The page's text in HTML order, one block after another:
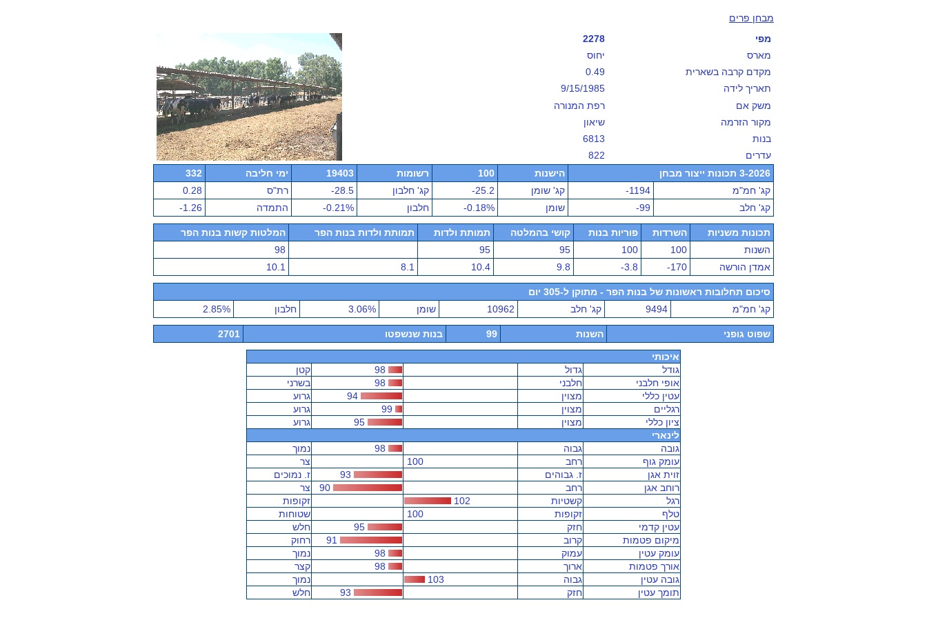
מבחן פרים
מפי
2278
מארס
יחוס
מקדם קרבה בשארית
0.49
תאריך לידה
9/15/1985
משק אם
רפת המנורה
מקור הזרמה
שיאון
בנות
6813
עדרים
822
3-2026 תכונות ייצור מבחן
הישנות 100 רשומות 19403 ימי חליבה
332
קג' חמ"מ
-1194 קג' שומן -25.2 קג' חלבון -28.5 רת"ס
0.28
קג' חלב
-99 שומן -0.18% חלבון -0.21% התמדה -1.26
תכונות משניות השרדות פוריות בנות קושי בהמלטה תמותת ולדות תמותת ולדות בנות הפר
המלטות קשות בנות הפר
השנות
100
100
95
95
98
אמדן הורשה
-170
-3.8
9.8
10.4
8.1
10.1
סיכום תחלובות ראשונות של בנות הפר - מתוקן ל-305 יום
קג' חמ"מ
9494 קג' חלב 10962 שומן 3.06% חלבון 2.85%
שפוט גופני השנות 99 בנות שנשפטו 2701
איכותי
גודל
גדול
קטן
אופי חלבני
חלבני
בשרני
עטין כללי
מצוין
גרוע
רגליים
מצוין
גרוע
ציון כללי
מצוין
גרוע
לינארי
גובה
גבוה
נמוך
עומק גוף
רחב 100
צר
זוית אגן
ז. גבוהים
ז. נמוכים
רוחב אגן
רחב
צר
רגל
קשטיות 102
זקופות
טלף
זקופות 100
שטוחות
עטין קדמי
חזק
חלש
מיקום פטמות
קרוב
רחוק
עומק עטין
עמוק
נמוך
אורך פטמות
ארוך
קצר
גובה עטין
גבוה 103
נמוך
תומך עטין
חזק חלש